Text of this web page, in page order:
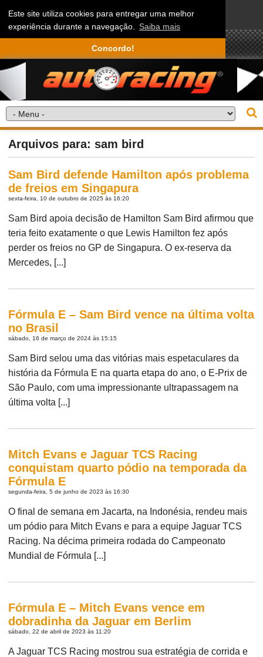
Este site utiliza cookies para entregar uma melhor
experiência durante a navegação. Saiba mais
Concordo!
Arquivos para: sam bird
Sam Bird defende Hamilton após problema
de freios em Singapura
sexta-feira, 10 de outubro de 2025 às 16:20
Sam Bird apoia decisão de Hamilton Sam Bird afirmou que
teria feito exatamente o que Lewis Hamilton fez após
perder os freios no GP de Singapura. O ex-reserva da
Mercedes, [...]
Fórmula E – Sam Bird vence na última volta
no Brasil
sábado, 16 de março de 2024 às 15:15
Sam Bird selou uma das vitórias mais espetaculares da
história da Fórmula E na quarta etapa do ano, o E-Prix de
São Paulo, com uma impressionante ultrapassagem na
última volta [...]
Mitch Evans e Jaguar TCS Racing
conquistam quarto pódio na temporada da
Fórmula E
segunda-feira, 5 de junho de 2023 às 16:30
O final de semana em Jacarta, na Indonésia, rendeu mais
um pódio para Mitch Evans e para a equipe Jaguar TCS
Racing. Na décima primeira rodada do Campeonato
Mundial de Fórmula [...]
Fórmula E – Mitch Evans vence em
dobradinha da Jaguar em Berlim
sábado, 22 de abril de 2023 às 11:20
A Jaguar TCS Racing mostrou sua estratégia de corrida e